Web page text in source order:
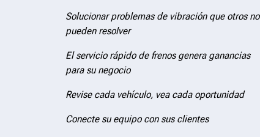
Solucionar problemas de vibración que otros no
pueden resolver
El servicio rápido de frenos genera ganancias
para su negocio
Revise cada vehículo, vea cada oportunidad
Conecte su equipo con sus clientes